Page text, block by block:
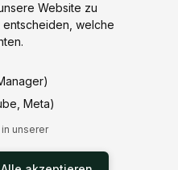
(Vorsitz)
Website zu
welche
Meta)
unserer